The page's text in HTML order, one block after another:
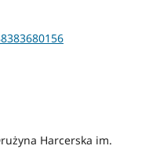
Harcerska im.